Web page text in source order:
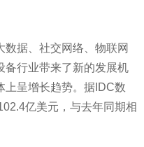
据、社交网络、物联网
备行业带来了新的发展机
上呈增长趋势。据IDC数
亿美元，与去年同期相